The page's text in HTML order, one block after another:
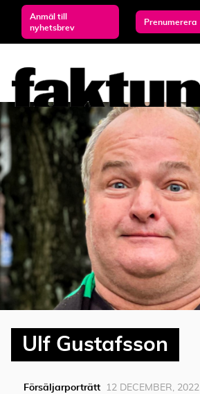
Anmäl till
nyhetsbrev
Prenumerera
Ulf Gustafsson
Försäljarporträtt 12 DECEMBER, 2022